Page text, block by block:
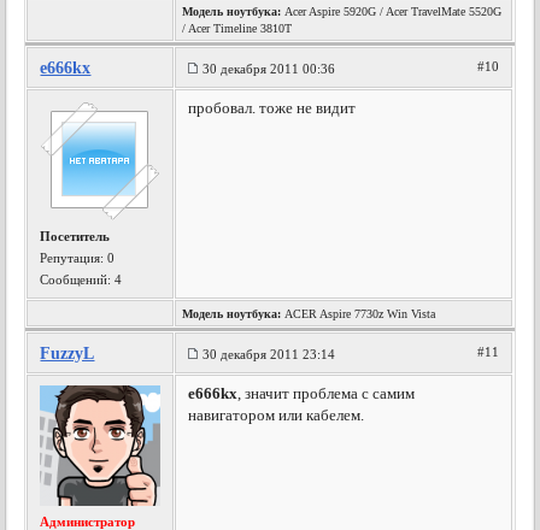
Модель ноутбука: Acer Aspire 5920G / Acer TravelMate 5520G
/ Acer Timeline 3810T
e666kx 30 декабря 2011 00:36 #10
Посетитель
Репутация:0
Сообщений: 4
пробовал. тоже не видит
Модель ноутбука: ACER Aspire 7730z Win Vista
FuzzyL 30 декабря 2011 23:14 #11
Администратор
e666kx, значит проблема с самим
навигатором или кабелем.